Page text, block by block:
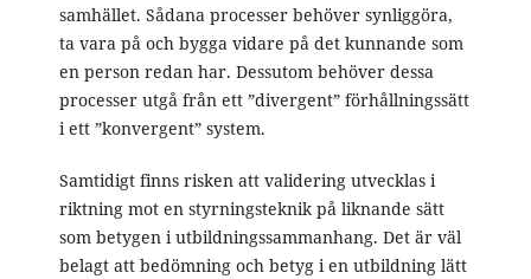
samhället. Sådana processer behöver synliggöra,
ta vara på och bygga vidare på det kunnande som
en person redan har. Dessutom behöver dessa
processer utgå från ett ”divergent” förhållningssätt
i ett ”konvergent” system.
Samtidigt finns risken att validering utvecklas i
riktning mot en styrningsteknik på liknande sätt
som betygen i utbildningssammanhang. Det är väl
belagt att bedömning och betyg i en utbildning lätt